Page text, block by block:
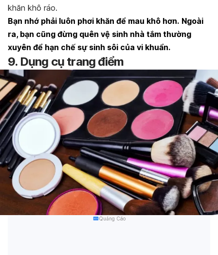
khăn khô ráo.
Bạn nhớ phải luôn phơi khăn để mau khô hơn. Ngoài
ra, bạn cũng đừng quên vệ sinh nhà tắm thường
xuyên để hạn chế sự sinh sôi của vi khuẩn.
9. Dụng cụ trang điểm
Quảng Cáo